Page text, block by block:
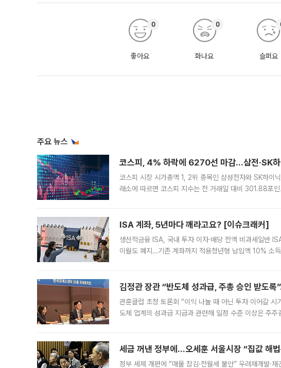
좋아요
0
화나요
0
슬퍼요
주요 뉴스
코스피, 4% 하락에 6270선 마감…삼전·SK
코스피 시장 시가총액 1, 2위 종목인 삼성전자와 SK하이
래소에 따르면 코스피 지수는 전 거래일 대비 301.88
ISA 계좌, 5년마다 깨라고요? [이슈크래커]
생산적금융 ISA, 국내 투자 이자·배당 전액 비과세일반
이월도 폐지…기존 계좌까지 적용청년형 납입액 10% 소
김정관 장관 “반도체 성과급, 주총 승인 받도
관훈클럽 초청 토론회 “이익 나눌 때 아닌 투자 이어갈
도체 업계의 성과급 지급과 관련해 일정 수준 이상은 주
세금 꺼낸 정부에…오세훈 서울시장 “집값 해
정부 세제 개편에 “매물 잠김·전월세 불안” 우려재개발·